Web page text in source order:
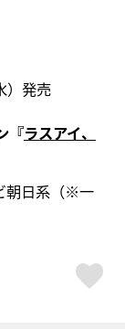
）発売
『ラスアイ、
朝日系（※一